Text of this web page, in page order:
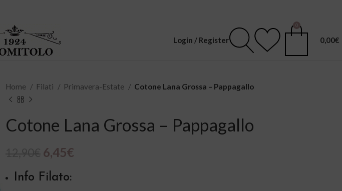
Login / Register 0,00€
Home Filati Primavera-Estate Cotone Lana Grossa – Pappagallo
Cotone Lana Grossa – Pappagallo
6,45€
Info Filato: